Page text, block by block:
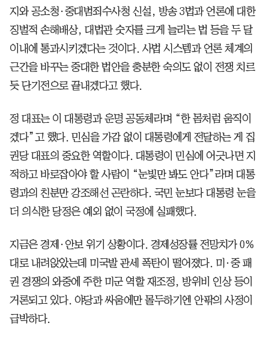
지와 공소청·중대범죄수사청 신설, 방송 3법과 언론에 대한
징벌적 손해배상, 대법관 숫자를 크게 늘리는 법 등을 두 달
이내에 통과시키겠다는 것이다. 사법 시스템과 언론 체계의
근간을 바꾸는 중대한 법안을 충분한 숙의도 없이 전쟁 치르
듯 단기전으로 끝내겠다고 했다.
정 대표는 이 대통령과 운명 공동체라며 “한 몸처럼 움직이
겠다”고 했다. 민심을 가감 없이 대통령에게 전달하는 게 집
권당 대표의 중요한 역할이다. 대통령이 민심에 어긋나면 지
적하고 바로잡아야 할 사람이 “눈빛만 봐도 안다”라며 대통
령과의 친분만 강조해선 곤란하다. 국민 눈보다 대통령 눈을
더 의식한 당정은 예외 없이 국정에 실패했다.
지금은 경제·안보 위기 상황이다. 경제성장률 전망치가 0%
대로 내려앉았는데 미국발 관세 폭탄이 떨어졌다. 미·중 패
권 경쟁의 와중에 주한 미군 역할 재조정, 방위비 인상 등이
거론되고 있다. 야당과 싸움에만 몰두하기엔 안팎의 사정이
급박하다.